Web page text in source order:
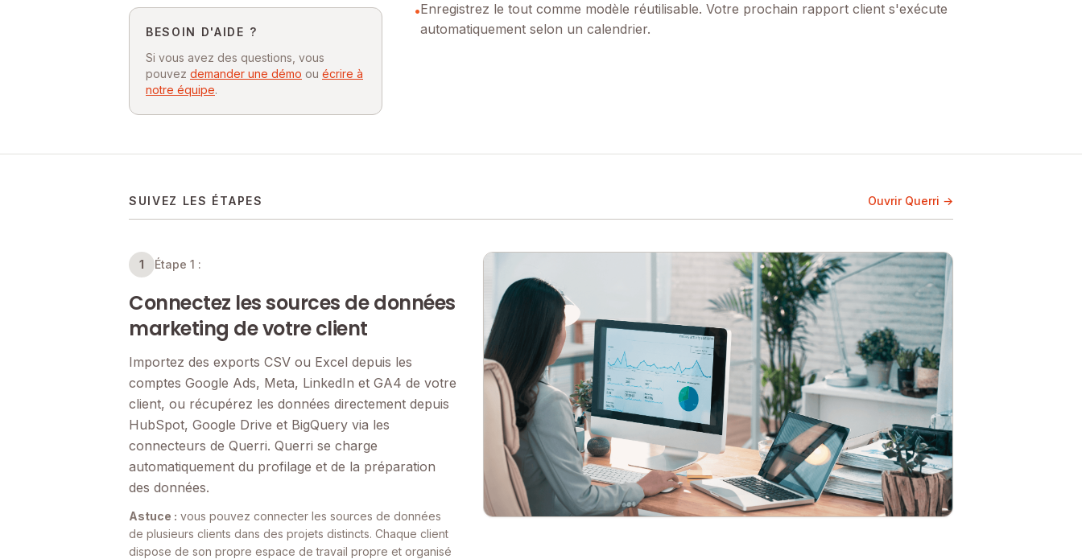
BESOIN D'AIDE ?
Si vous avez des questions, vous
pouvez demander une démo ou écrire à
notre équipe.
•Enregistrez le tout comme modèle réutilisable. Votre prochain rapport client s'exécute
automatiquement selon un calendrier.
SUIVEZ LES ÉTAPES Ouvrir Querri →
1 Étape 1 :
Connectez les sources de données
marketing de votre client
Importez des exports CSV ou Excel depuis les
comptes Google Ads, Meta, LinkedIn et GA4 de votre
client, ou récupérez les données directement depuis
HubSpot, Google Drive et BigQuery via les
connecteurs de Querri. Querri se charge
automatiquement du profilage et de la préparation
des données.
Astuce : vous pouvez connecter les sources de données
de plusieurs clients dans des projets distincts. Chaque client
dispose de son propre espace de travail propre et organisé